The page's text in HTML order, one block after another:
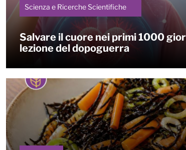
Scienza e Ricerche Scientifiche
Salvare il cuore nei primi 1000
lezione del dopoguerra